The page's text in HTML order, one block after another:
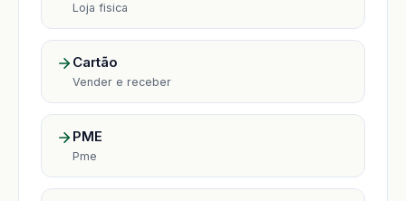
Loja fisica
Cartão
Vender e receber
PME
Pme